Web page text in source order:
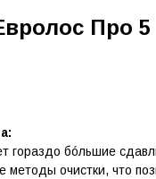
Про 5
гораздо бóльшие
методы очистки, что